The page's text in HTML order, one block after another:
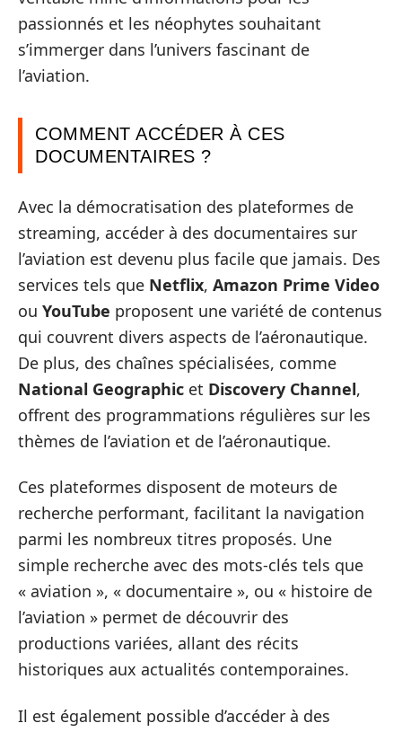
passionnés et les néophytes souhaitant
s’immerger dans l’univers fascinant de
l’aviation.
COMMENT ACCÉDER À CES
DOCUMENTAIRES ?
Avec la démocratisation des plateformes de
streaming, accéder à des documentaires sur
l’aviation est devenu plus facile que jamais. Des
services tels que Netflix, Amazon Prime Video
ou YouTube proposent une variété de contenus
qui couvrent divers aspects de l’aéronautique.
De plus, des chaînes spécialisées, comme
National Geographic et Discovery Channel,
offrent des programmations régulières sur les
thèmes de l’aviation et de l’aéronautique.
Ces plateformes disposent de moteurs de
recherche performant, facilitant la navigation
parmi les nombreux titres proposés. Une
simple recherche avec des mots-clés tels que
« aviation », « documentaire », ou « histoire de
l’aviation » permet de découvrir des
productions variées, allant des récits
historiques aux actualités contemporaines.
Il est également possible d’accéder à des